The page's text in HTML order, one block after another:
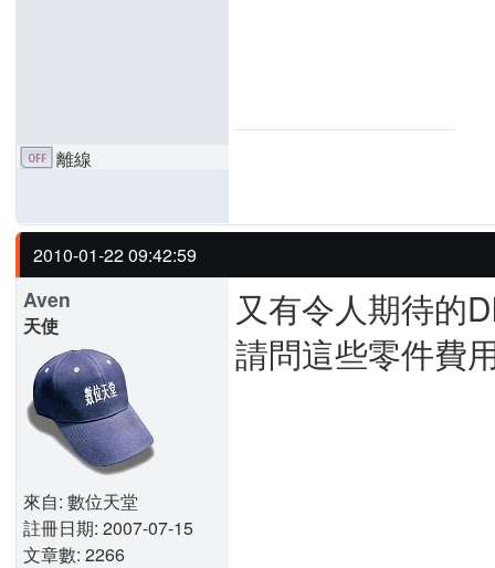
離線
2010-01-22 09:42:59
Aven
天使
來自: 數位天堂
註冊日期: 2007-07-15
文章數: 2266
又有令人期待的
請問這些零件費